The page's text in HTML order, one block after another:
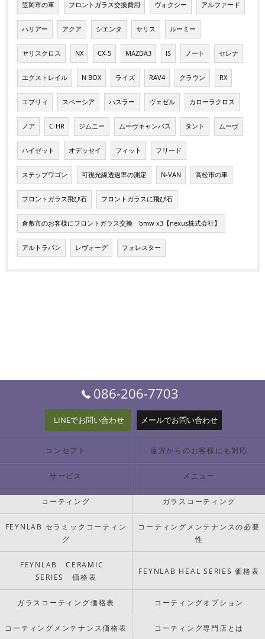
笠岡市の車 フロントガラス交換費用 ヴォクシー アルファード
ハリアー アクア シエンタ ヤリス ルーミー
ヤリスクロス NX CX-5 MAZDA3 IS ノート セレナ
エクストレイル N BOX ライズ RAV4 クラウン RX
エブリィ スペーシア ハスラー ヴェゼル カローラクロス
ノア C-HR ジムニー ムーヴキャンバス タント ムーヴ
ハイゼット オデッセイ フィット フリード
ステップワゴン 可視光線透過率の測定 N-VAN 高松市の車
フロントガラス飛び石 フロントガラスに飛び石
倉敷市のお客様にフロントガラス交換 bmw x3【nexus株式会社】
アルトラパン レヴォーグ フォレスター
086-206-7703
LINEでお問い合わせ メールでお問い合わせ
コンセプト 遠方からのお客様にも対応
サービス メニュー
コーティング ガラスコーティング
FEYNLAB セラミックコーティン
グ
コーティングメンテナンスの必要
性
FEYNLAB CERAMIC
SERIES 価格表
FEYNLAB HEAL SERIES 価格表
ガラスコーティング価格表 コーティングオプション
コーティングメンテナンス価格表 コーティング専門店とは